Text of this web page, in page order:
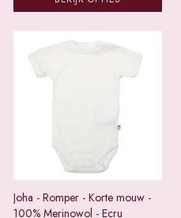
Joha - Romper - Korte mouw -
100% Merinowol - Ecru